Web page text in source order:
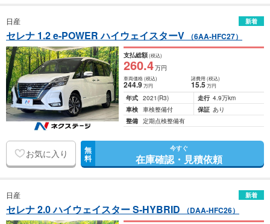
日産 新着
セレナ 1.2 e-POWER ハイウェイスターV （6AA-HFC27）
支払総額(税込)
260.4万円
車両価格(税込)
244.9万円
諸費用 (税込)
15.5 万円
年式 2021(R3) 走行 4.9万km
車検 車検整備付 保証 あり
整備 定期点検整備有
お気に入り 無
料
今すぐ
在庫確認・見積依頼
日産 新着
セレナ 2.0 ハイウェイスター S-HYBRID （DAA-HFC26）